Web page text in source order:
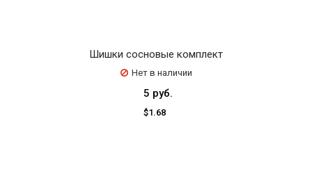
Шишки сосновые комплект
Нет в наличии
5 руб.
$1.68